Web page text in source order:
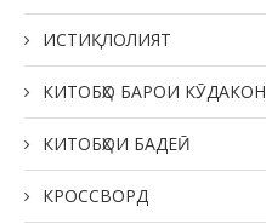
ИСТИҚЛОЛИЯТ
КИТОБҲО БАРОИ КӮДАКОН
КИТОБҲОИ БАДЕӢ
КРОССВОРД